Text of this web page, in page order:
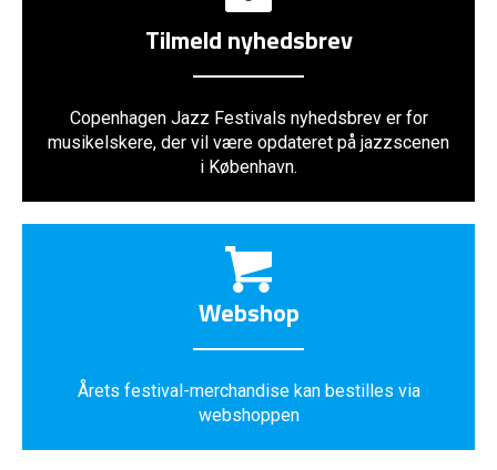
Tilmeld nyhedsbrev
Copenhagen Jazz Festivals nyhedsbrev er for
musikelskere, der vil være opdateret på jazzscenen
i København.
Webshop
Årets festival-merchandise kan bestilles via
webshoppen